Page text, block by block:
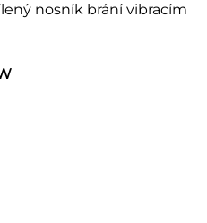
nosník brání vibracím